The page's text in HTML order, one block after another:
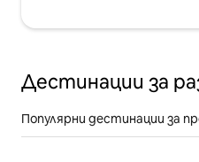
Дестинации за
Популярни дестинации за